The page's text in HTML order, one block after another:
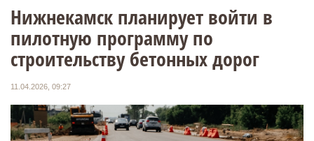
Нижнекамск планирует войти в
пилотную программу по
строительству бетонных дорог
11.04.2026, 09:27